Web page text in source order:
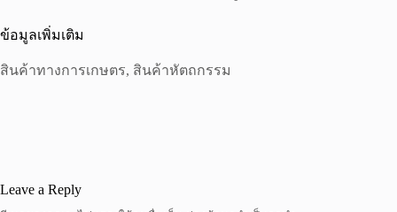
ข้อมูลเพิ่มเติม
สินค้าทางการเกษตร, สินค้าหัตถกรรม
Leave a Reply